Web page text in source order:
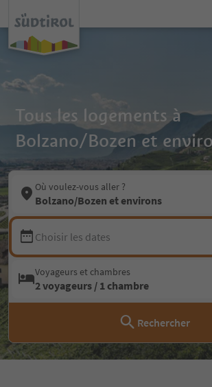
Tous les logements à
Bolzano/Bozen et
Où voulez-vous aller ?
Bolzano/Bozen et environs
Choisir les dates
Voyageurs et chambres
2 voyageurs / 1 chambre
Rechercher